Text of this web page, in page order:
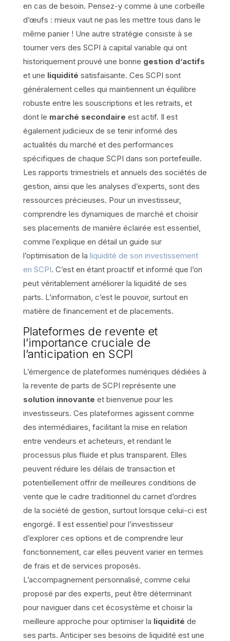
en cas de besoin. Pensez-y comme à une corbeille
d’œufs : mieux vaut ne pas les mettre tous dans le
même panier ! Une autre stratégie consiste à se
tourner vers des SCPI à capital variable qui ont
historiquement prouvé une bonne gestion d’actifs
et une liquidité satisfaisante. Ces SCPI sont
généralement celles qui maintiennent un équilibre
robuste entre les souscriptions et les retraits, et
dont le marché secondaire est actif. Il est
également judicieux de se tenir informé des
actualités du marché et des performances
spécifiques de chaque SCPI dans son portefeuille.
Les rapports trimestriels et annuels des sociétés de
gestion, ainsi que les analyses d’experts, sont des
ressources précieuses. Pour un investisseur,
comprendre les dynamiques de marché et choisir
ses placements de manière éclairée est essentiel,
comme l’explique en détail un guide sur
l’optimisation de la liquidité de son investissement
en SCPI. C’est en étant proactif et informé que l’on
peut véritablement améliorer la liquidité de ses
parts. L’information, c’est le pouvoir, surtout en
matière de financement et de placements.
Plateformes de revente et
l’importance cruciale de
l’anticipation en SCPI
L’émergence de plateformes numériques dédiées à
la revente de parts de SCPI représente une
solution innovante et bienvenue pour les
investisseurs. Ces plateformes agissent comme
des intermédiaires, facilitant la mise en relation
entre vendeurs et acheteurs, et rendant le
processus plus fluide et plus transparent. Elles
peuvent réduire les délais de transaction et
potentiellement offrir de meilleures conditions de
vente que le cadre traditionnel du carnet d’ordres
de la société de gestion, surtout lorsque celui-ci est
engorgé. Il est essentiel pour l’investisseur
d’explorer ces options et de comprendre leur
fonctionnement, car elles peuvent varier en termes
de frais et de services proposés.
L’accompagnement personnalisé, comme celui
proposé par des experts, peut être déterminant
pour naviguer dans cet écosystème et choisir la
meilleure approche pour optimiser la liquidité de
ses parts. Anticiper ses besoins de liquidité est une